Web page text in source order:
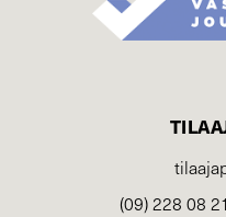
(09) 228 08